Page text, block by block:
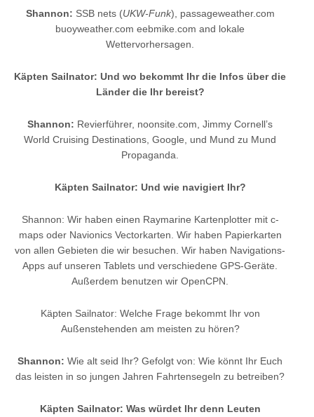
Shannon: SSB nets (UKW-Funk), passageweather.com
buoyweather.com eebmike.com and lokale
Wettervorhersagen.
Käpten Sailnator: Und wo bekommt Ihr die Infos über die
Länder die Ihr bereist?
Shannon: Revierführer, noonsite.com, Jimmy Cornell’s
World Cruising Destinations, Google, und Mund zu Mund
Propaganda.
Käpten Sailnator: Und wie navigiert Ihr?
Shannon: Wir haben einen Raymarine Kartenplotter mit c-
maps oder Navionics Vectorkarten. Wir haben Papierkarten
von allen Gebieten die wir besuchen. Wir haben Navigations-
Apps auf unseren Tablets und verschiedene GPS-Geräte.
Außerdem benutzen wir OpenCPN.
Käpten Sailnator: Welche Frage bekommt Ihr von
Außenstehenden am meisten zu hören?
Shannon: Wie alt seid Ihr? Gefolgt von: Wie könnt Ihr Euch
das leisten in so jungen Jahren Fahrtensegeln zu betreiben?
Käpten Sailnator: Was würdet Ihr denn Leuten